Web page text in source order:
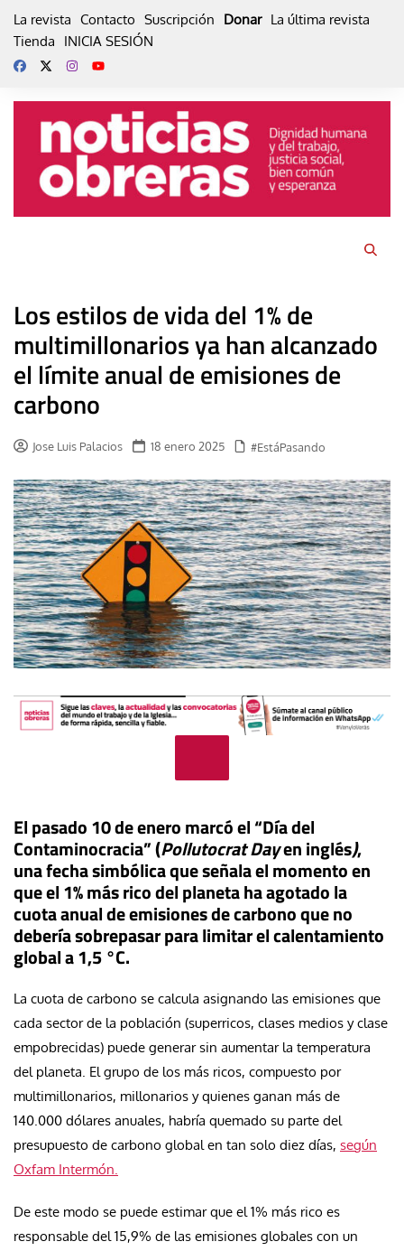
La revista Contacto Suscripción Donar La última revista
Tienda
INICIA SESIÓN
Los estilos de vida del 1% de
multimillonarios ya han alcanzado
el límite anual de emisiones de
carbono
Jose Luis Palacios 18 enero 2025 #EstáPasando
El pasado 10 de enero marcó el “Día del
Contaminocracia” (Pollutocrat Dayen inglés),
una fecha simbólica que señala el momento en
que el 1% más rico del planeta ha agotado la
cuota anual de emisiones de carbono que no
debería sobrepasar para limitar el calentamiento
global a 1,5 °C.
La cuota de carbono se calcula asignando las emisiones que
cada sector de la población (superricos, clases medios y clase
empobrecidas) puede generar sin aumentar la temperatura
del planeta. El grupo de los más ricos, compuesto por
multimillonarios, millonarios y quienes ganan más de
140.000 dólares anuales, habría quemado su parte del
presupuesto de carbono global en tan solo diez días, según
Oxfam Intermón.
De este modo se puede estimar que el 1% más rico es
responsable del 15,9% de las emisiones globales con un